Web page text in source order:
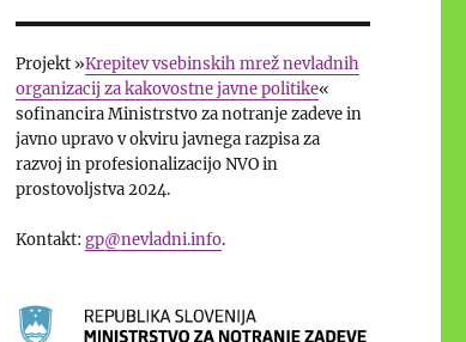
Projekt »Krepitev vsebinskih mrež nevladnih
organizacij za kakovostne javne politike«
sofinancira Ministrstvo za notranje zadeve in
javno upravo v okviru javnega razpisa za
razvoj in profesionalizacijo NVO in
prostovoljstva 2024.
Kontakt: gp@nevladni.info.